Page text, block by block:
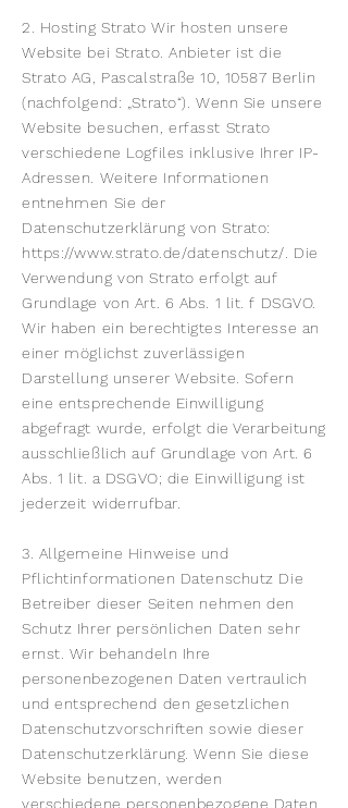
2. Hosting Strato Wir hosten unsere
Website bei Strato. Anbieter ist die
Strato AG, Pascalstraße 10, 10587 Berlin
(nachfolgend: „Strato“). Wenn Sie unsere
Website besuchen, erfasst Strato
verschiedene Logfiles inklusive Ihrer IP-
Adressen. Weitere Informationen
entnehmen Sie der
Datenschutzerklärung von Strato:
https://www.strato.de/datenschutz/.
Die
Verwendung von Strato erfolgt auf
Grundlage von Art. 6 Abs. 1 lit. f DSGVO.
Wir haben ein berechtigtes Interesse an
einer möglichst zuverlässigen
Darstellung unserer Website. Sofern
eine entsprechende Einwilligung
abgefragt wurde, erfolgt die Verarbeitung
ausschließlich auf Grundlage von Art. 6
Abs. 1 lit. a DSGVO; die Einwilligung ist
jederzeit widerrufbar.
3. Allgemeine Hinweise und
Pflichtinformationen Datenschutz Die
Betreiber dieser Seiten nehmen den
Schutz Ihrer persönlichen Daten sehr
ernst. Wir behandeln Ihre
personenbezogenen Daten vertraulich
und entsprechend den gesetzlichen
Datenschutzvorschriften sowie dieser
Datenschutzerklärung. Wenn Sie diese
Website benutzen, werden
verschiedene personenbezogene Daten